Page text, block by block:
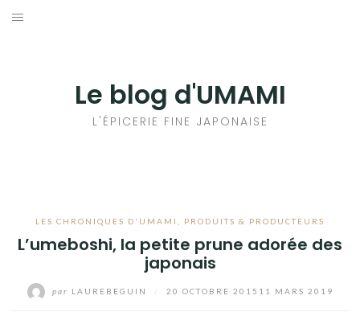
Aller
Le blog d'UMAMI
L'ÉPICERIE FINE JAPONAISE
LES CHRONIQUES D'UMAMI PRODUITS & PRODUCTEURS
L’umeboshi, la petite prune adorée des
japonais
par LAUREBEGUIN 20 OCTOBRE 2015 11 MARS 2019